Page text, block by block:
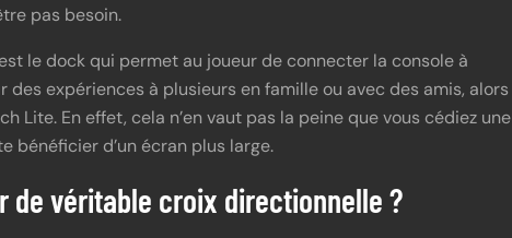
pas besoin.
le dock qui permet au joueur de connecter la console à
des expériences à plusieurs en famille ou avec des amis, alors
Lite. En effet, cela n’en vaut pas la peine que vous cédiez une
bénéficier d’un écran plus large.
de véritable croix directionnelle ?